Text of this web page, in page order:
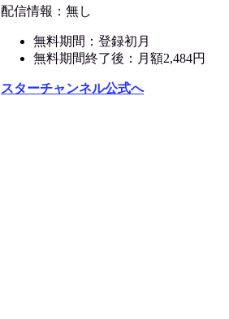
配信情報：無し
無料期間：登録初月
無料期間終了後：月額2,484円
スターチャンネル公式へ